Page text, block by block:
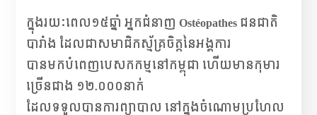
ក្នុងរយៈពេល១៥ឆ្នាំ អ្នកជំនាញ Ostéopathes ជនជាតិ
បារាំង ដែលជាសមាជិកស្ម័គ្រចិត្តនៃអង្គការ
បានមកបំពេញបេសកកម្មនៅកម្ពុជា ហើយមានកុមារ
ច្រើនជាង ១២.០០០នាក់
ដែលទទួលបានការព្យាបាល នៅក្នុងចំណោមប្រហែល